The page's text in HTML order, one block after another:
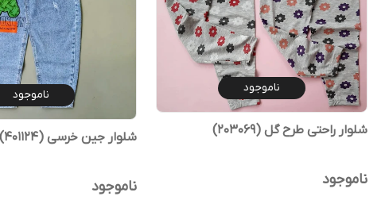
ناموجود
شلوار راحتی طرح گل (203069)
ناموجود
ناموجود
شلوار جین خرسی (401124)
ناموجود